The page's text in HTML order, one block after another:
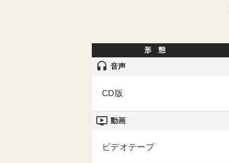
形 態
headset 音声
CD版
ondemand_video 動画
ビデオテープ